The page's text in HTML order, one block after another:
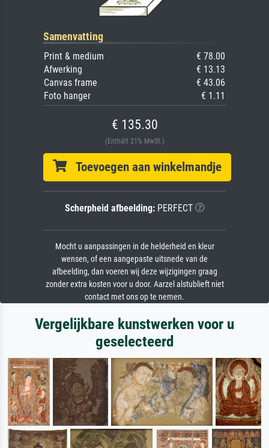
Samenvatting
Print & medium
€ 78.00
Afwerking
€ 13.13
Canvas frame
€ 43.06
Foto hanger
€ 1.11
€ 135.30
(Enthält 21% MwSt.)
Toevoegen aan winkelmandje
Scherpheid afbeelding:PERFECT
Mocht u aanpassingen in de helderheid en kleur
wensen, of een aangepaste uitsnede van de
afbeelding, dan voeren wij deze wijzigingen graag
zonder extra kosten voor u door. Aarzel alstublieft niet
contact met ons op te nemen.
Vergelijkbare kunstwerken voor u
geselecteerd